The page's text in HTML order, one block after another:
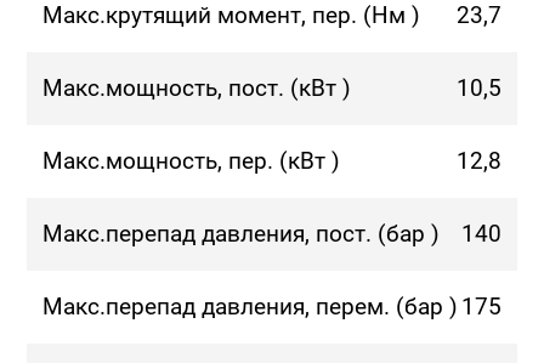
Макс.крутящий момент, пер. (Нм ) 23,7
Макс.мощность, пост. (кВт ) 10,5
Макс.мощность, пер. (кВт ) 12,8
Макс.перепад давления, пост. (бар ) 140
Макс.перепад давления, перем. (бар ) 175